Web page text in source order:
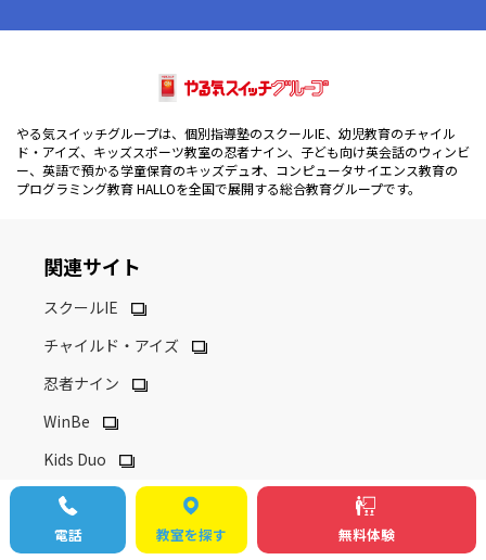
電話 教室を探す 無料体験
やる気スイッチグループは、個別指導塾のスクールIE、幼児教育のチャイル
ド・アイズ、キッズスポーツ教室の忍者ナイン、子ども向け英会話のウィンビ
ー、英語で預かる学童保育のキッズデュオ、コンピュータサイエンス教育の
プログラミング教育 HALLOを全国で展開する総合教育グループです。
関連サイト
スクールIE
チャイルド・アイズ
忍者ナイン
WinBe
Kids Duo
Kids Duo International
i Kids Star